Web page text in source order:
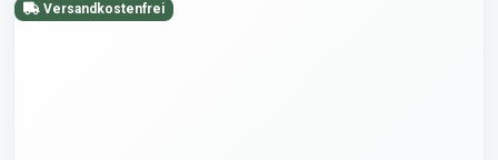
Versandkostenfrei